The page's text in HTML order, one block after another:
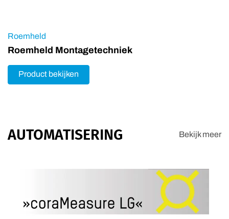
Roemheld
Roemheld Montagetechniek
Product bekijken
AUTOMATISERING Bekijk meer